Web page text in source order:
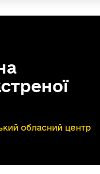
обласний центр